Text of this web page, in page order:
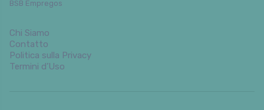
BSB Empregos
Chi Siamo
Contatto
Politica sulla Privacy
Termini d’Uso